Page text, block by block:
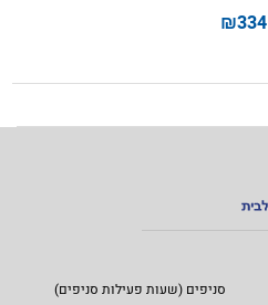
334
₪
סניפים (שעות פעילות סניפים)